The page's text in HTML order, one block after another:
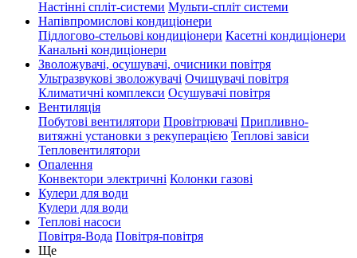
Настінні спліт-системи Мульти-спліт системи
Напівпромислові кондиціонери
Підлогово-стельові кондиціонери Касетні кондиціонери
Канальні кондиціонери
Зволожувачі, осушувачі, очисники повітря
Ультразвукові зволожувачі Очищувачі повітря
Климатичні комплекси Осушувачі повітря
Вентиляція
Побутові вентилятори Провітрювачі Припливно-
витяжні установки з рекуперацією Теплові завіси
Тепловентилятори
Опалення
Конвектори электричні Колонки газові
Кулери для води
Кулери для води
Теплові насоси
Повітря-Вода Повітря-повітря
Ще